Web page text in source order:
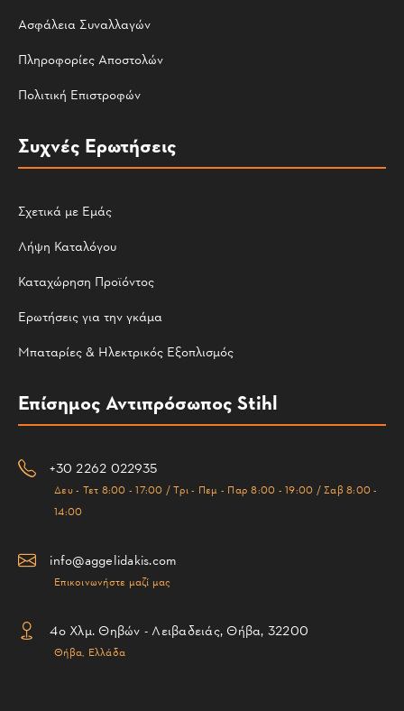
Ασφάλεια Συναλλαγών
Πληροφορίες Αποστολών
Πολιτική Επιστροφών
Συχνές Ερωτήσεις
Σχετικά με Εμάς
Λήψη Καταλόγου
Καταχώρηση Προϊόντος
Ερωτήσεις για την γκάμα
Μπαταρίες & Ηλεκτρικός Εξοπλισμός
Επίσημος Αντιπρόσωπος Stihl
+30 2262 022935
Δευ - Τετ 8:00 - 17:00 / Τρι - Πεμ - Παρ 8:00 - 19:00 / Σαβ 8:00 -
14:00
info@aggelidakis.com
Επικοινωνήστε μαζί μας
4ο Χλμ. Θηβών - Λειβαδειάς, Θήβα, 32200
Θήβα, Ελλάδα